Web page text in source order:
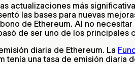
actualizaciones más
las bases para nuevas
de Ethereum. Al no
de ser uno de los principales
diaria de Ethereum. La
tenía una tasa de emisión diaria